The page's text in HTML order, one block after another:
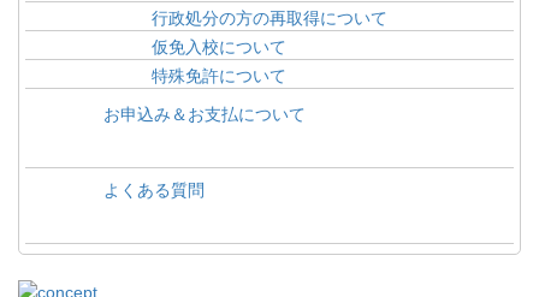
行政処分の方の再取得について
仮免入校について
特殊免許について
お申込み＆お支払について
よくある質問